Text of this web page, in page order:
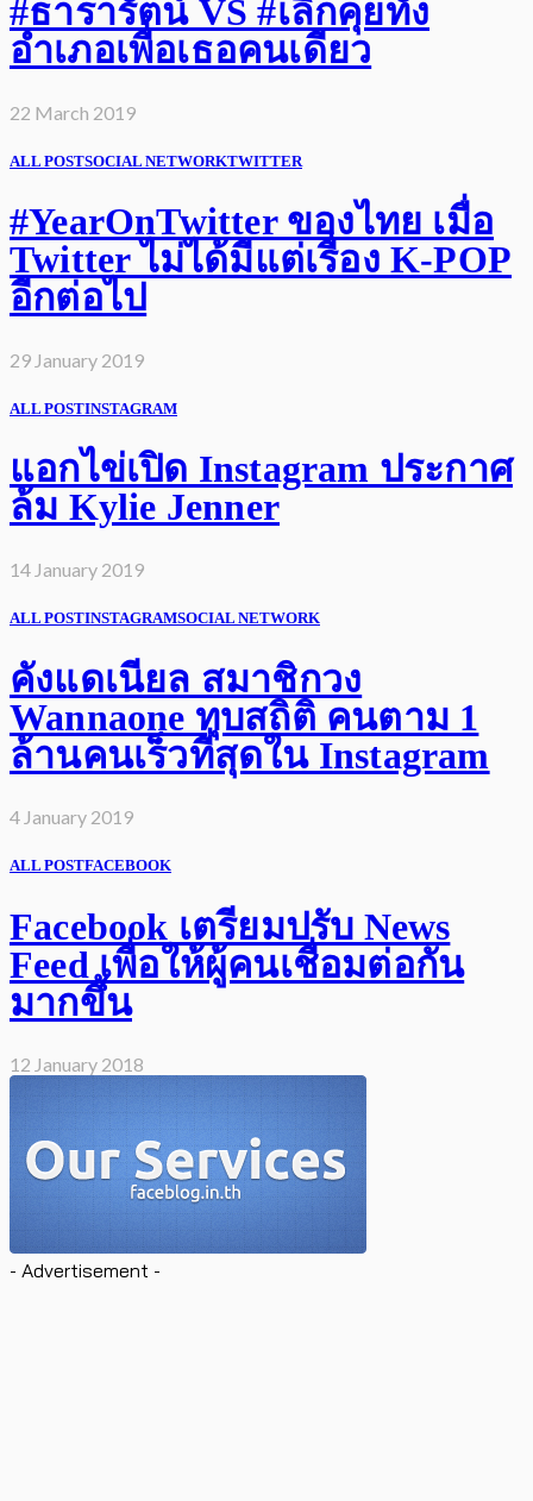
#ธารารัตน์ VS #เลิกคุยทั้ง
อำเภอเพื่อเธอคนเดียว
22 March 2019
ALL POSTSOCIAL NETWORKTWITTER
#YearOnTwitter ของไทย เมื่อ
Twitter ไม่ได้มีแต่เรื่อง K-POP
อีกต่อไป
29 January 2019
ALL POSTINSTAGRAM
แอกไข่เปิด Instagram ประกาศ
ล้ม Kylie Jenner
14 January 2019
ALL POSTINSTAGRAMSOCIAL NETWORK
คังแดเนียล สมาชิกวง
Wannaone ทุบสถิติ คนตาม 1
ล้านคนเร็วที่สุดใน Instagram
4 January 2019
ALL POSTFACEBOOK
Facebook เตรียมปรับ News
Feed เพื่อให้ผู้คนเชื่อมต่อกัน
มากขึ้น
12 January 2018
- Advertisement -